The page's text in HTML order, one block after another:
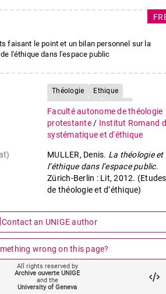
faisant le point et un bilan personnel sur la
l'éthique dans l'espace public
Théologie
Ethique
Tradition-raison
Faculté autonome de théologie
protestante / Institut Romand
systématique et d'éthique
MULLER, Denis. La théologie et
l’éthique dans l’espace public.
Zürich-Berlin : Lit, 2012. (Etudes
de théologie et d’éthique)
Contact an UNIGE author
wrong on this page?
All rights reserved by
Archive ouverte UNIGE
and the
University of Geneva